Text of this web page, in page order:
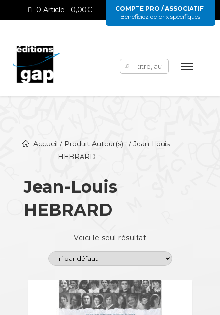
0 Article 0,00€
COMPTE PRO / ASSOCIATIF
Bénéficiez de prix spécifiques
Rechercher :
Accueil / Produit Auteur(s) : / Jean-Louis
HEBRARD
Jean-Louis
HEBRARD
Voici le seul résultat